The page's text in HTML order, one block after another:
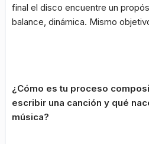
final el disco encuentre un
balance, dinámica. Mismo
¿Cómo es tu proceso
escribir una canción y qué
música?